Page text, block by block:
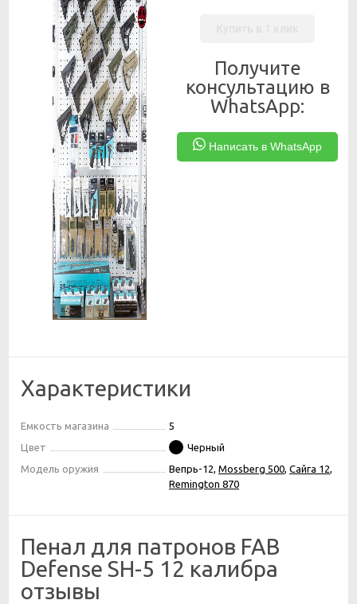
Получите
консультацию в
WhatsApp:
Написать в WhatsApp
Характеристики
Емкость магазина
5
Цвет
Черный
Модель оружия
Вепрь-12, Mossberg 500, Сайга 12,
Remington 870
Пенал для патронов FAB
Defense SH-5 12 калибра
отзывы